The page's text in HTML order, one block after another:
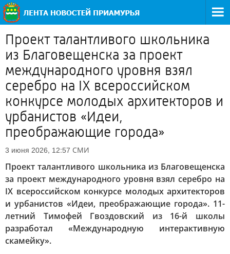
Проект талантливого школьника
из Благовещенска за проект
международного уровня взял
серебро на IX всероссийском
конкурсе молодых архитекторов и
урбанистов «Идеи,
преображающие города»
3 июня 2026, 12:57 СМИ
Проект талантливого школьника из Благовещенска
за проект международного уровня взял серебро на
IX всероссийском конкурсе молодых архитекторов
и урбанистов «Идеи, преображающие города». 11-
летний Тимофей Гвоздовский из 16-й школы
разработал «Международную интерактивную
скамейку».